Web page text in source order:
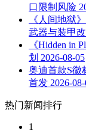
口限制风险
《人间地狱
武器与装甲
《Hidden in
划 2026-08-05
奥迪首款S徽
首发 2026-
热门新闻排行
1